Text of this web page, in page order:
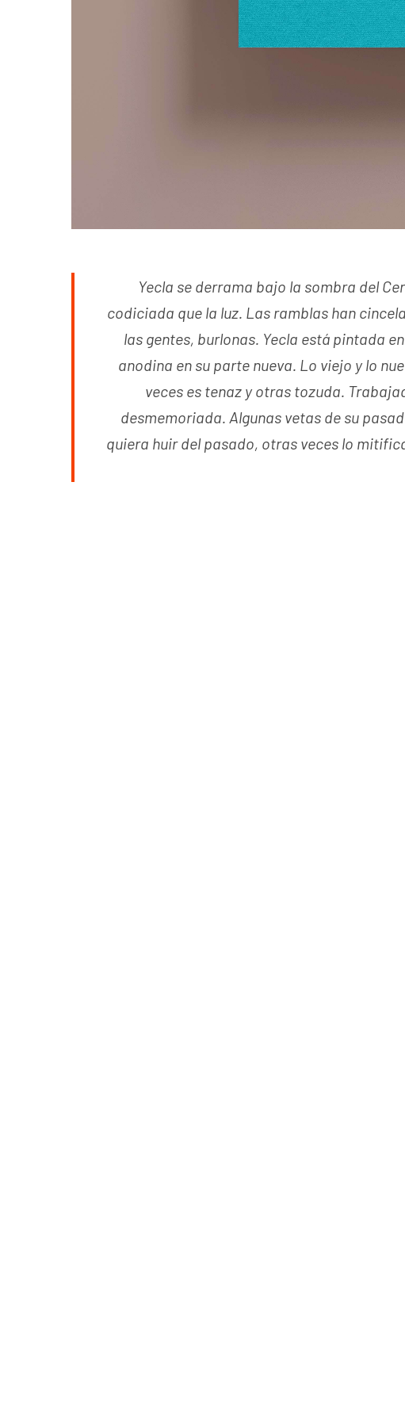
Yecla se derrama bajo la sombra del
codiciada que la luz. Las ramblas han
las gentes, burlonas. Yecla está pintada
anodina en su parte nueva. Lo viejo y lo
veces es tenaz y otras tozuda.
desmemoriada. Algunas vetas de su
quiera huir del pasado, otras veces lo